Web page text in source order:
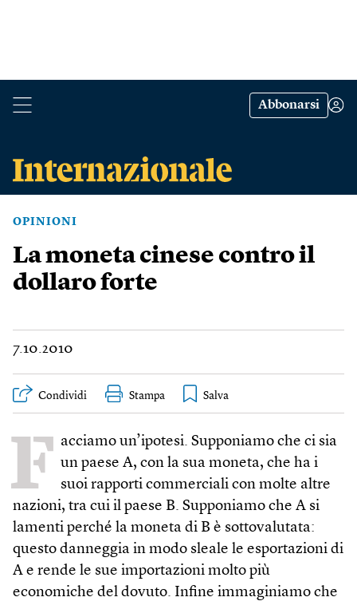
Abbonarsi
OPINIONI
La moneta cinese contro il
dollaro forte
7.10.2010
Condividi Stampa
F acciamo un’ipotesi. Supponiamo che ci sia
un paese A, con la sua moneta, che ha i
suoi rapporti commerciali con molte altre
nazioni, tra cui il paese B. Supponiamo che A si
lamenti perché la moneta di B è sottovalutata:
questo danneggia in modo sleale le esportazioni di
A e rende le sue importazioni molto più
economiche del dovuto. Infine immaginiamo che